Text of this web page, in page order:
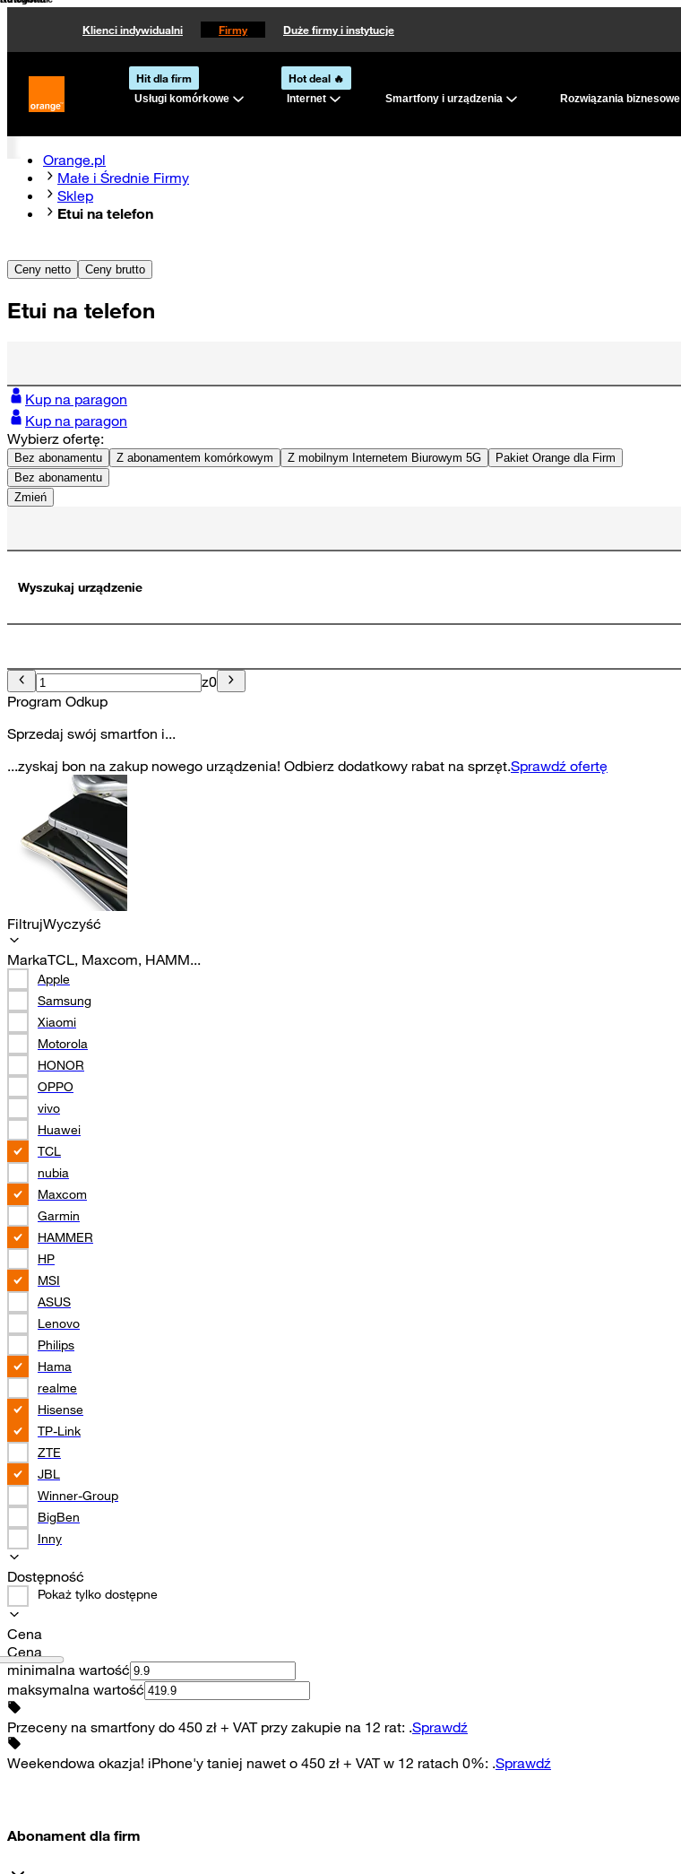
Klienci indywidualni Firmy Duże firmy i instytucje
Strona główna Orange.pl
Hit dla firm
Usługi komórkowe
Hot deal 🔥
Internet Smartfony i urządzenia Rozwiązania biznesowe
Orange.pl
Małe i Średnie Firmy
Sklep
Etui na telefon
Ceny netto Ceny brutto
Etui na telefon
Kategoria
Kup na paragon
Kup na paragon
Wybierz ofertę:
Bez abonamentu Z abonamentem komórkowym Z mobilnym Internetem Biurowym 5G
Pakiet Orange dla Firm
Bez abonamentu
Zmień
Kategoria
Wyszukaj urządzenie
Sortowanie
z0
Program Odkup
Sprzedaj swój smartfon i...
...zyskaj bon na zakup nowego urządzenia! Odbierz dodatkowy rabat na sprzęt.Sprawdź ofertę
FiltrujWyczyść
MarkaTCL, Maxcom, HAMM...
Apple
Samsung
Xiaomi
Motorola
HONOR
OPPO
vivo
Huawei
TCL
nubia
Maxcom
Garmin
HAMMER
HP
MSI
ASUS
Lenovo
Philips
Hama
realme
Hisense
TP-Link
ZTE
JBL
Winner-Group
BigBen
Inny
Dostępność
Pokaż tylko dostępne
Cena
Cena
minimalna wartość
maksymalna wartość
Przeceny na smartfony do 450 zł + VAT przy zakupie na 12 rat: .Sprawdź
Weekendowa okazja! iPhone'y taniej nawet o 450 zł + VAT w 12 ratach 0%: .Sprawdź
Abonament dla firm